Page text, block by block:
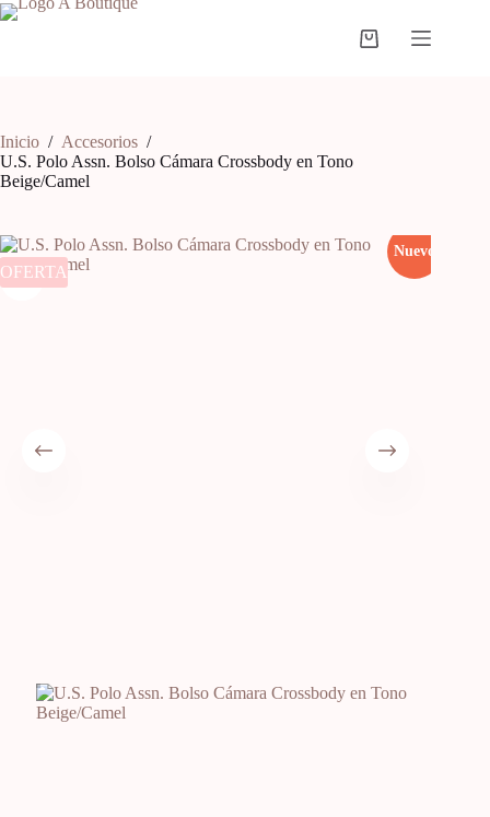
Inicio / Accesorios /
U.S. Polo Assn. Bolso Cámara Crossbody en Tono
Beige/Camel
OFERTA
Nuevo